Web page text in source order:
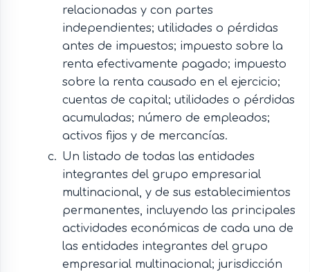
relacionadas y con partes
independientes; utilidades o pérdidas
antes de impuestos; impuesto sobre la
renta efectivamente pagado; impuesto
sobre la renta causado en el ejercicio;
cuentas de capital; utilidades o pérdidas
acumuladas; número de empleados;
activos fijos y de mercancías.
Un listado de todas las entidades
integrantes del grupo empresarial
multinacional, y de sus establecimientos
permanentes, incluyendo las principales
actividades económicas de cada una de
las entidades integrantes del grupo
empresarial multinacional; jurisdicción